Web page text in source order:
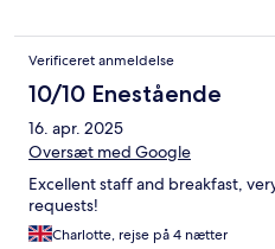
Verificeret anmeldelse
10/10 Enestående
16. apr. 2025
Oversæt med Google
Excellent staff and breakfast,
requests!
Charlotte, rejse på 4 nætter